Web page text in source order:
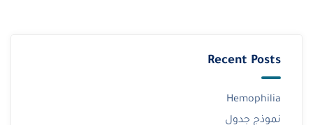
Recent Posts
Hemophilia
نموذج جدول